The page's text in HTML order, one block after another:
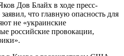
Дов Блайх в ходе пресс-
что главную опасность для
не «украинские
российские провокации,